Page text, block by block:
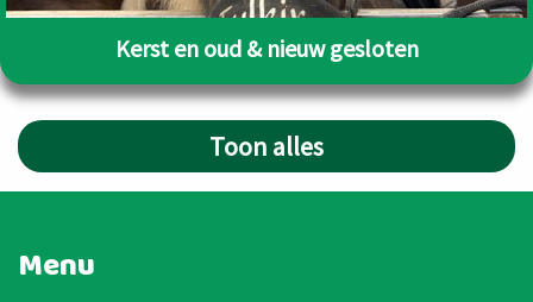
Kerst en oud & nieuw gesloten
Toon alles
Menu